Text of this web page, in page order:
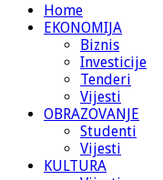
Home
EKONOMIJA
Biznis
Investicije
Tenderi
Vijesti
OBRAZOVANJE
Studenti
Vijesti
KULTURA